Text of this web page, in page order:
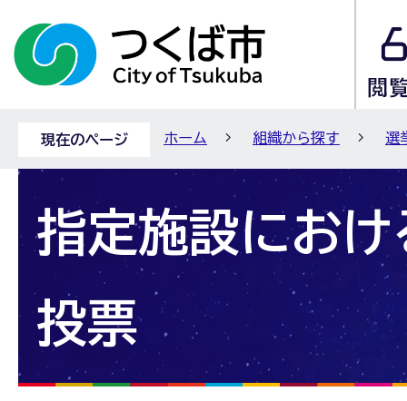
現在のページ ホーム 組織から探す 選
指定施設におけ
投票